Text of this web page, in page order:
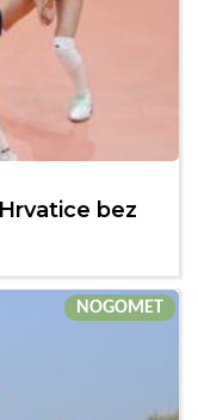
bez
NOGOMET